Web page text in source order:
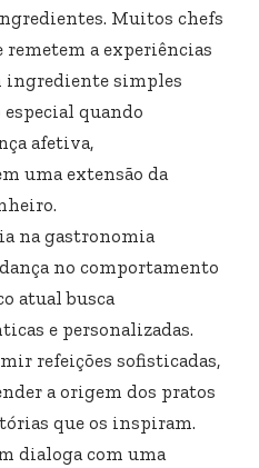
Muitos chefs
remetem a experiências
ingrediente simples
quando
afetiva,
uma extensão da
na gastronomia
no comportamento
atual busca
e personalizadas.
refeições sofisticadas,
a origem dos pratos
que os inspiram.
dialoga com uma